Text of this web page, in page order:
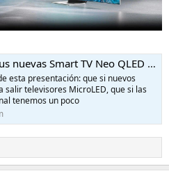
TV Neo QLED y MicroLED para este 2021
esta presentación: que si nuevos
salir televisores MicroLED, que si las
tenemos un poco